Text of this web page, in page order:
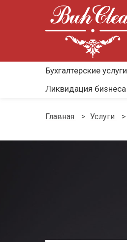
Бухгалтерские услуги
Ликвидация бизнеса
Главная > Услуги >